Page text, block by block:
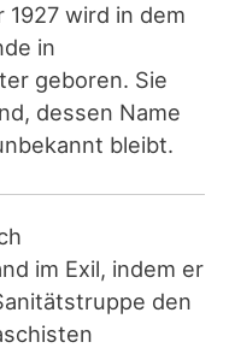
1927 wird in dem
in
geboren. Sie
dessen Name
bleibt.
im Exil, indem er
den